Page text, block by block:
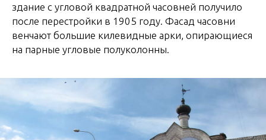
здание с угловой квадратной часовней получило
после перестройки в 1905 году. Фасад часовни
венчают большие килевидные арки, опирающиеся
на парные угловые полуколонны.